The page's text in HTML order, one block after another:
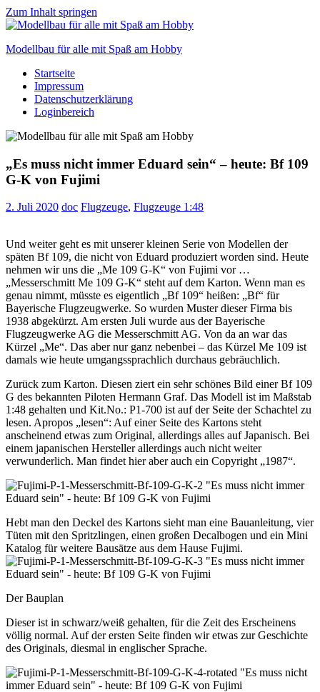
Zum Inhalt springen
Modellbau für alle mit Spaß am Hobby
Scale
modelling
to
Startseite
Impressum
Datenschutzerklärung
Loginbereich
„Es muss nicht immer Eduard sein“ – heute: Bf 109
G-K von Fujimi
2. Juli 2020 doc Flugzeuge, Flugzeuge 1:48
Und weiter geht es mit unserer kleinen Serie von Modellen der
späten Bf 109, die nicht von Eduard produziert worden sind. Heute
nehmen wir uns die „Me 109 G-K“ von Fujimi vor …
„Messerschmitt Me 109 G-K“ steht auf dem Karton. Wenn man es
genau nimmt, müsste es eigentlich „Bf 109“ heißen: „Bf“ für
Bayerische Flugzeugwerke. So wurden Muster dieser Firma bis
1938 abgekürzt. Am ersten Juli wurde aus der Bayerische
Flugzeugwerke AG die Messerschmitt AG. Von da an war das
Kürzel „Me“. Das aber nur ganz nebenbei – das Kürzel Me 109 ist
damals wie heute umgangssprachlich durchaus gebräuchlich.
Zurück zum Karton. Diesen ziert ein sehr schönes Bild einer Bf 109
G des bekannten Piloten Hermann Graf. Das Modell ist im Maßstab
1:48 gehalten und Kit.No.: P1-700 ist auf der Seite der Schachtel zu
lesen. Apropos „lesen“: Auf einer Seite des Kartons steht
anscheinend etwas zum Original, allerdings alles auf Japanisch. Bei
einem japanischen Hersteller allerdings auch nicht weiter
verwunderlich. Man findet hier aber auch ein Copyright „1987“.
Hebt man den Deckel des Kartons sieht man eine Bauanleitung, vier
Tüten mit den Spritzlingen, einen großen Decalbogen und ein Mini
Katalog für weitere Bausätze aus dem Hause Fujimi.
Der Bauplan
Dieser ist in schwarz/weiß gehalten, für die Zeit des Erscheinens
völlig normal. Auf der ersten Seite finden wir etwas zur Geschichte
des Originals, diesmal in englischer Sprache.